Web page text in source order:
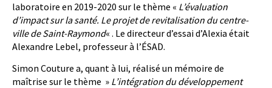
laboratoire en 2019-2020 sur le thème « L’évaluation
d’impact sur la santé. Le projet de revitalisation du centre-
ville de Saint-Raymond« . Le directeur d’essai d’Alexia était
Alexandre Lebel, professeur à l’ÉSAD.
Simon Couture a, quant à lui, réalisé un mémoire de
maîtrise sur le thème » L’intégration du développement